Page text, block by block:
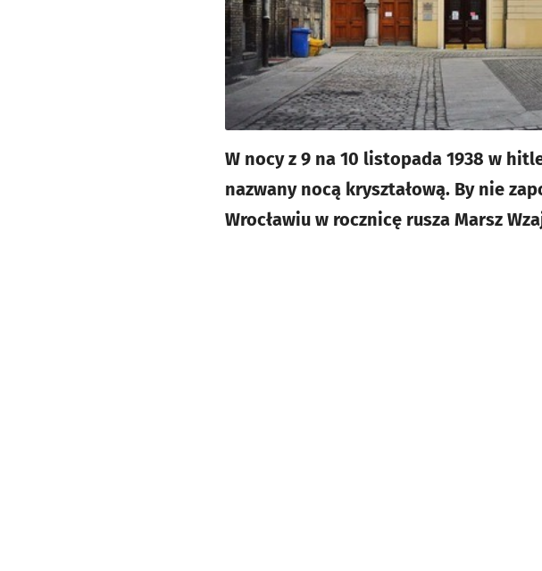
W nocy z 9 na 10 listopada 1938 w
nazwany nocą kryształową. By nie
Wrocławiu w rocznicę rusza Marsz